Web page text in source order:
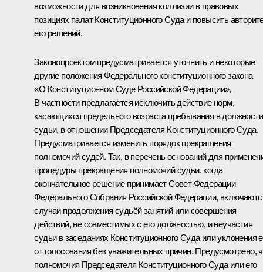
возможности для возникновения коллизии в правовых
позициях палат Конституционного Суда и повысить
его решений.
Законопроектом предусматривается уточнить и некоторые
другие положения Федерального конституционного закона
«О Конституционном Суде Российской Федерации»,
В частности предлагается исключить действие норм,
касающихся предельного возраста пребывания в должности
судьи, в отношении Председателя Конституционного Суда.
Предусматривается изменить порядок прекращения
полномочий судей. Так, в перечень оснований для
процедуры прекращения полномочий судьи, когда
окончательное решение принимает Совет Федерации
Федерального Собрания Российской Федерации,
случаи продолжения судьёй занятий или совершения
действий, не совместимых с его должностью, и неучастия
судьи в заседаниях Конституционного Суда или уклонения
от голосования без уважительных причин. Предусмотрено,
полномочия Председателя Конституционного Суда или его